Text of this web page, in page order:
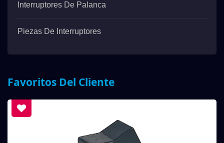
Interruptores De Palanca
Piezas De Interruptores
Favoritos Del Cliente